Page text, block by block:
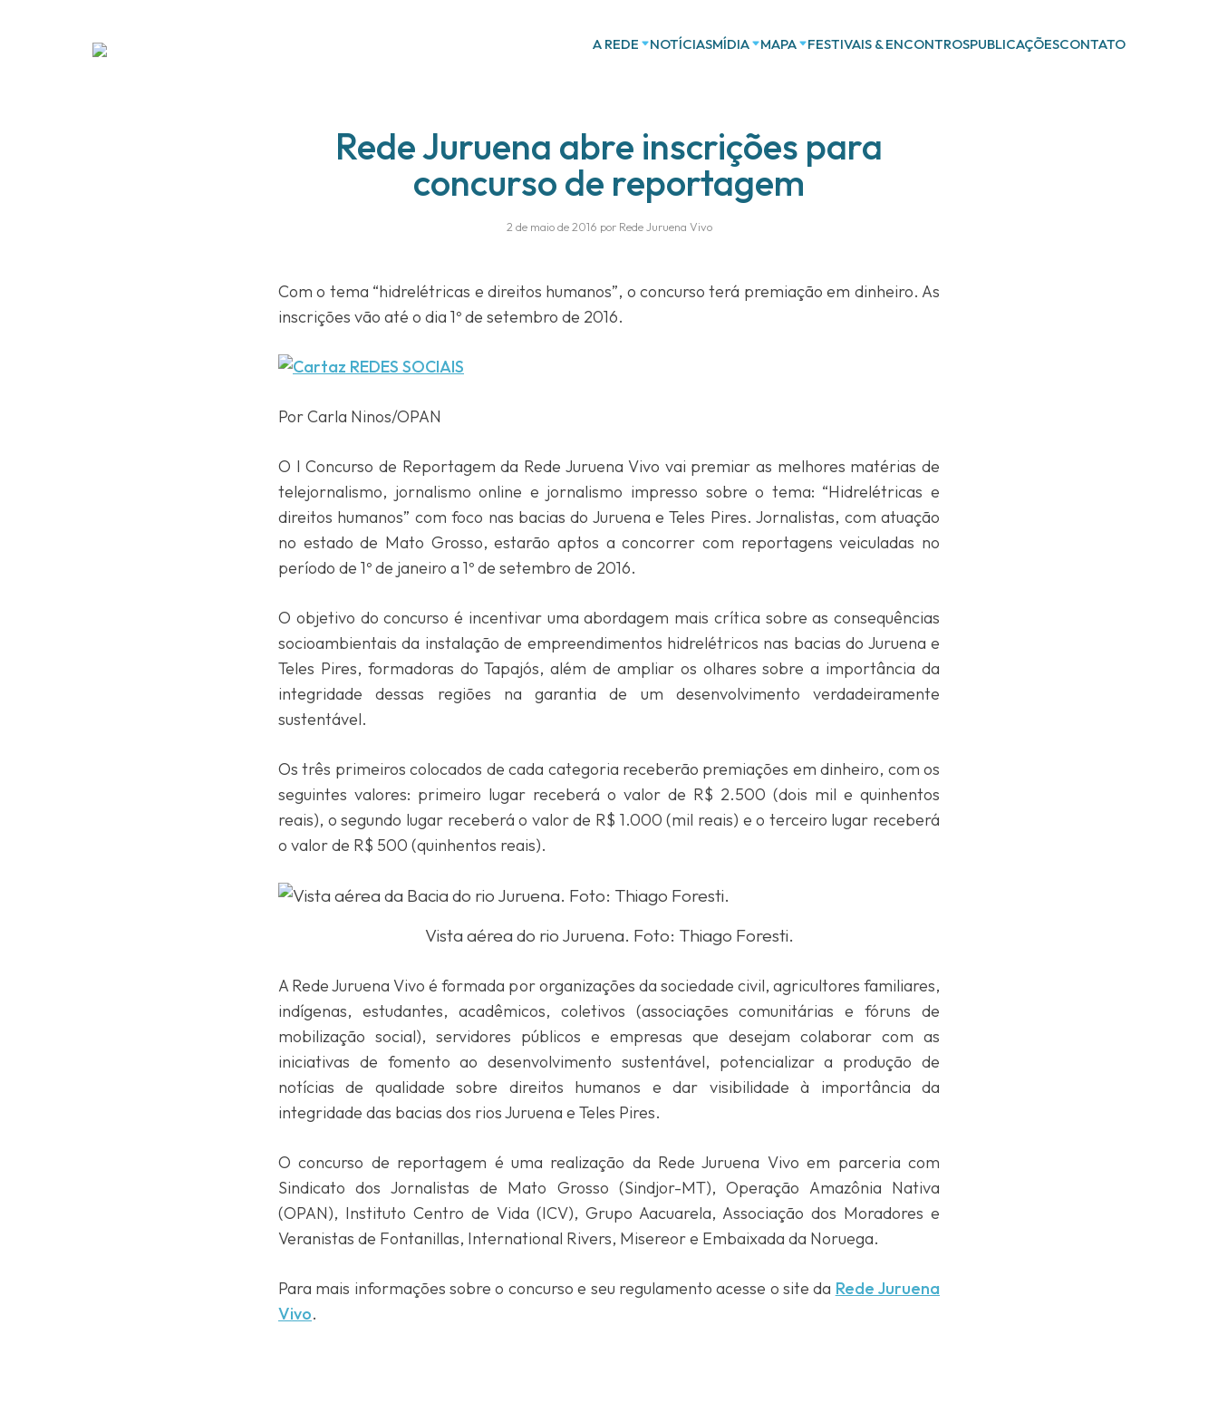
A REDE NOTÍCIASMÍDIA MAPA FESTIVAIS & ENCONTROSPUBLICAÇÕESCONTATO
Rede Juruena abre inscrições para
concurso de reportagem
2 de maio de 2016 por Rede Juruena Vivo
Com o tema “hidrelétricas e direitos humanos”, o concurso terá premiação em dinheiro. As
inscrições vão até o dia 1º de setembro de 2016.
Por Carla Ninos/OPAN
O I Concurso de Reportagem da Rede Juruena Vivo vai premiar as melhores matérias de
telejornalismo, jornalismo online e jornalismo impresso sobre o tema: “Hidrelétricas e
direitos humanos” com foco nas bacias do Juruena e Teles Pires. Jornalistas, com atuação
no estado de Mato Grosso, estarão aptos a concorrer com reportagens veiculadas no
período de 1º de janeiro a 1º de setembro de 2016.
O objetivo do concurso é incentivar uma abordagem mais crítica sobre as consequências
socioambientais da instalação de empreendimentos hidrelétricos nas bacias do Juruena e
Teles Pires, formadoras do Tapajós, além de ampliar os olhares sobre a importância da
integridade dessas regiões na garantia de um desenvolvimento verdadeiramente
sustentável.
Os três primeiros colocados de cada categoria receberão premiações em dinheiro, com os
seguintes valores: primeiro lugar receberá o valor de R$ 2.500 (dois mil e quinhentos
reais), o segundo lugar receberá o valor de R$ 1.000 (mil reais) e o terceiro lugar receberá
o valor de R$ 500 (quinhentos reais).
Vista aérea do rio Juruena. Foto: Thiago Foresti.
A Rede Juruena Vivo é formada por organizações da sociedade civil, agricultores familiares,
indígenas, estudantes, acadêmicos, coletivos (associações comunitárias e fóruns de
mobilização social), servidores públicos e empresas que desejam colaborar com as
iniciativas de fomento ao desenvolvimento sustentável, potencializar a produção de
notícias de qualidade sobre direitos humanos e dar visibilidade à importância da
integridade das bacias dos rios Juruena e Teles Pires.
O concurso de reportagem é uma realização da Rede Juruena Vivo em parceria com
Sindicato dos Jornalistas de Mato Grosso (Sindjor-MT), Operação Amazônia Nativa
(OPAN), Instituto Centro de Vida (ICV), Grupo Aacuarela, Associação dos Moradores e
Veranistas de Fontanillas, International Rivers, Misereor e Embaixada da Noruega.
Para mais informações sobre o concurso e seu regulamento acesse o site da Rede Juruena
Vivo.